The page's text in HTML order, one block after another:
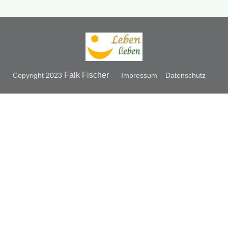
Copyright 2023 Falk Fischer Impressum Datenschutz